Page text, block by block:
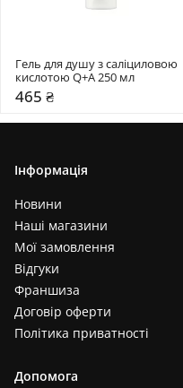
Гель для душу з саліциловою
кислотою Q+A 250 мл
465 ₴
Інформація
Новини
Наші магазини
Мої замовлення
Відгуки
Франшиза
Договір оферти
Політика приватності
Допомога